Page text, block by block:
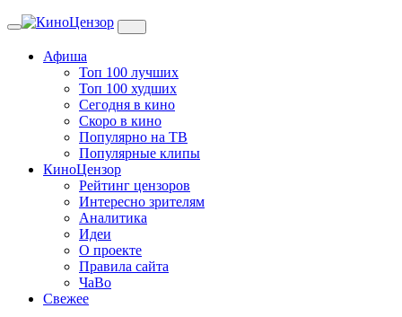
Toggle
Афиша
Топ 100 лучших
Топ 100 худших
Сегодня в кино
Скоро в кино
Популярно на ТВ
Популярные клипы
КиноЦензор
Рейтинг цензоров
Интересно зрителям
Аналитика
Идеи
О проекте
Правила сайта
ЧаВо
Свежее